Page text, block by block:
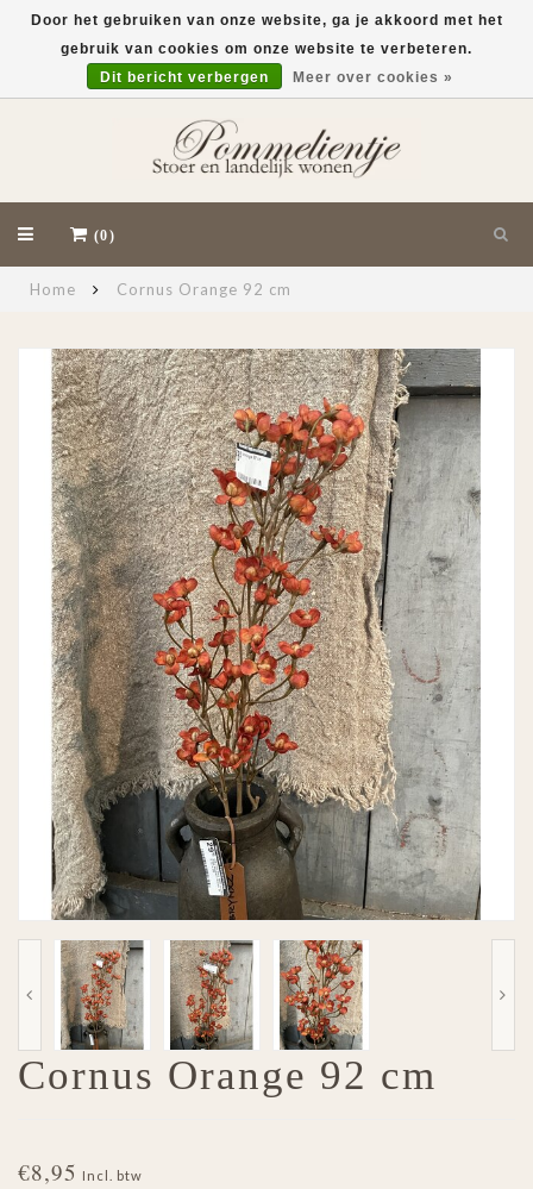
(0)
Home Cornus Orange 92 cm
Cornus Orange 92 cm
€8,95 Incl. btw
Door het gebruiken van onze website, ga je akkoord met het
gebruik van cookies om onze website te verbeteren.
Dit bericht verbergen
Meer over cookies »